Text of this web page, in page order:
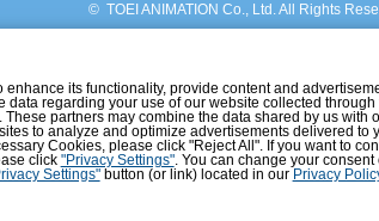
© TOEI ANIMATION Co., Ltd. All Rights
its functionality, provide content and
regarding your use of our website collected
partners may combine the data shared by us with
to analyze and optimize advertisements delivered to
Cookies, please click "Reject All". If you want to
click "Privacy Settings". You can change your
Settings"button (or link) located in our Privacy